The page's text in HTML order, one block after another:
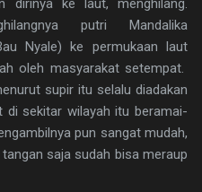
dirinya ke laut, menghilang.
putri Mandalika
Nyale) ke permukaan laut
oleh masyarakat setempat.
supir itu selalu diadakan
di sekitar wilayah itu beramai-
pun sangat mudah,
saja sudah bisa meraup